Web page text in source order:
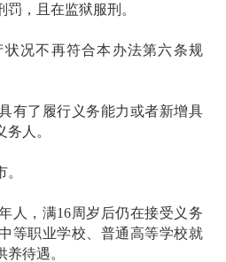
，且在监狱服刑。
况不再符合本办法第六条规
了履行义务能力或者新增具
人。
，满16周岁后仍在接受义务
等职业学校、普通高等学校就
待遇。